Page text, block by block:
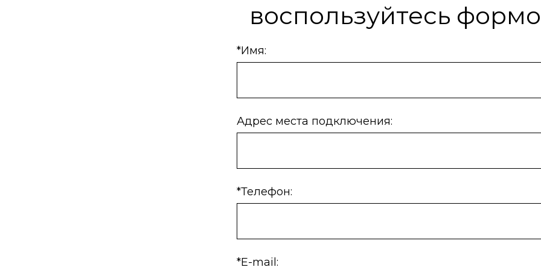
воспользуйтесь
*Имя:
Адрес места подключения:
*Телефон:
*E-mail: